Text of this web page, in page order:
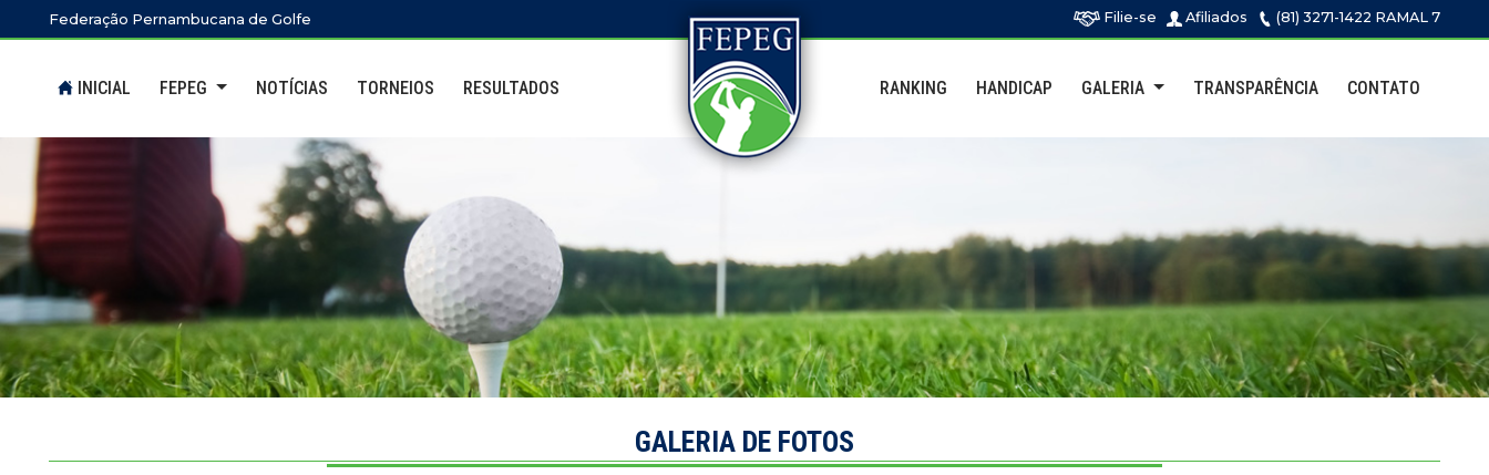
Ir para o conteúdo principal
Federação Pernambucana de Golfe Filie-se Afiliados (81) 3271-1422 RAMAL 7
INICIAL FEPEG NOTÍCIAS TORNEIOS RESULTADOS RANKING HANDICAP GALERIA TRANSPARÊNCIA CONTATO
GALERIA DE FOTOS